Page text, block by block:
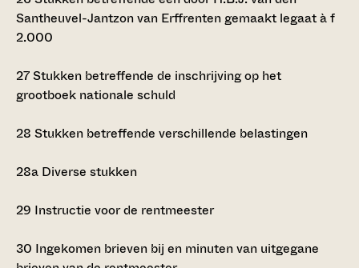
Santheuvel-Jantzon van Erffrenten gemaakt legaat àf
2.000
27Stukken betreffende de inschrijving op het
grootboek nationale schuld
28 Stukken betreffende verschillende belastingen
28a Diverse stukken
29 Instructie voor de rentmeester
30 Ingekomen brieven bij en minuten van uitgegane